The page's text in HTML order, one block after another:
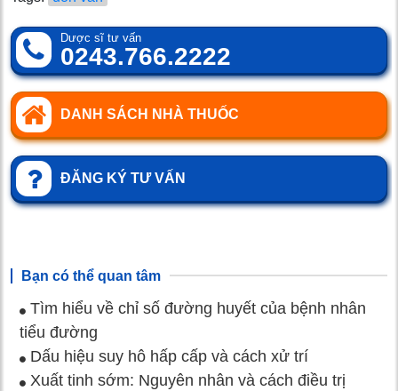
Dược sĩ tư vấn
0243.766.2222
DANH SÁCH NHÀ THUỐC
ĐĂNG KÝ TƯ VẤN
Bạn có thể quan tâm
Tìm hiểu về chỉ số đường huyết của bệnh nhân
tiểu đường
Dấu hiệu suy hô hấp cấp và cách xử trí
Xuất tinh sớm: Nguyên nhân và cách điều trị